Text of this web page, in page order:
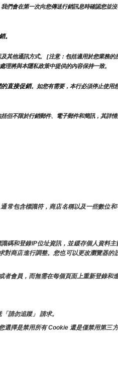
們會在第一次向您傳送行銷訊息時確認您並
。
其他通訊方式。 [注意：包括適用於您業務
將與本隱私政策中提供的內容保持一致。
直接促銷。如您有需要，本行必須停止使用
但不限於行銷郵件、電子郵件和簡訊，其詳情
包含標識符，商店名稱以及一些數位
碼和登錄IP位址資訊，並緩存個人資料
商店進行調整。您也可以更改瀏覽器的
會員，而無需在每個頁面上重新登錄和進
請勿追蹤」 請求。
擇是禁用所有 Cookie 還是僅禁用第三